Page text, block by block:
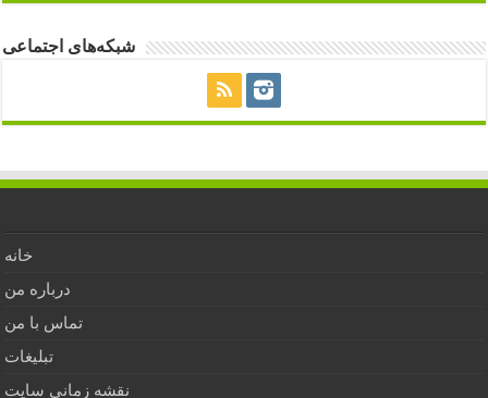
شبکه‌های اجتماعی
خانه
درباره من
تماس با من
تبلیغات
نقشه زمانی سایت